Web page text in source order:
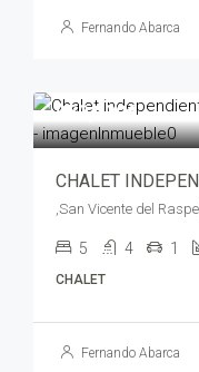
Fernando Abarca
950,000€
5 4 1
CHALET
Fernando Abarca